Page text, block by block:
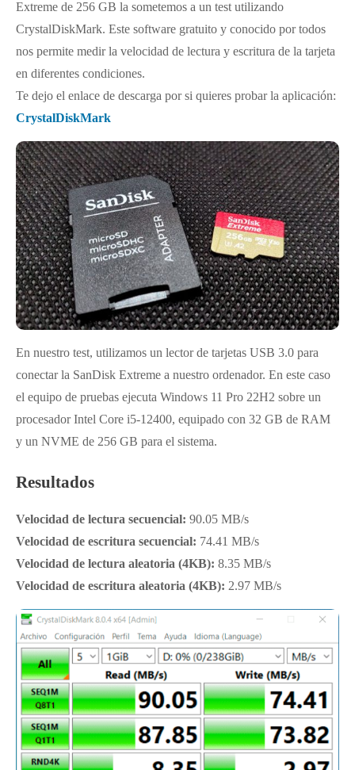
Extreme de 256 GB la sometemos a un test utilizando
CrystalDiskMark. Este software gratuito y conocido por todos
nos permite medir la velocidad de lectura y escritura de la tarjeta
en diferentes condiciones.
Te dejo el enlace de descarga por si quieres probar la aplicación:
CrystalDiskMark
En nuestro test, utilizamos un lector de tarjetas USB 3.0 para
conectar la SanDisk Extreme a nuestro ordenador. En este caso
el equipo de pruebas ejecuta Windows 11 Pro 22H2 sobre un
procesador Intel Core i5-12400, equipado con 32 GB de RAM
y un NVME de 256 GB para el sistema.
Resultados
Velocidad de lectura secuencial: 90.05 MB/s
Velocidad de escritura secuencial: 74.41 MB/s
Velocidad de lectura aleatoria (4KB): 8.35 MB/s
Velocidad de escritura aleatoria (4KB): 2.97 MB/s